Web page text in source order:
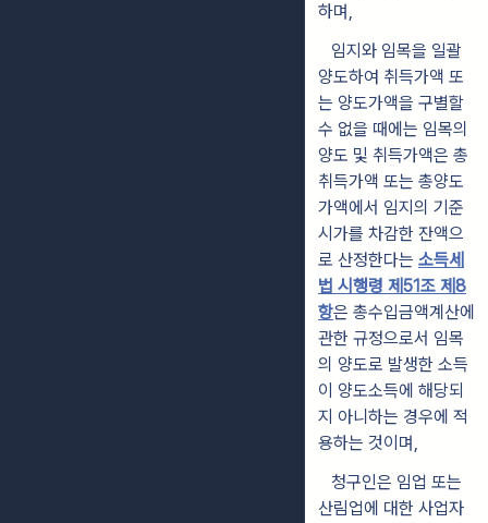
하며,
임지와 임목을 일괄
양도하여 취득가액 또
는 양도가액을 구별할
수 없을 때에는 임목의
양도 및 취득가액은 총
취득가액 또는 총양도
가액에서 임지의 기준
시가를 차감한 잔액으
로 산정한다는 소득세
법 시행령 제51조 제8
항은 총수입금액계산에
관한 규정으로서 임목
의 양도로 발생한 소득
이 양도소득에 해당되
지 아니하는 경우에 적
용하는 것이며,
청구인은 임업 또는
산림업에 대한 사업자